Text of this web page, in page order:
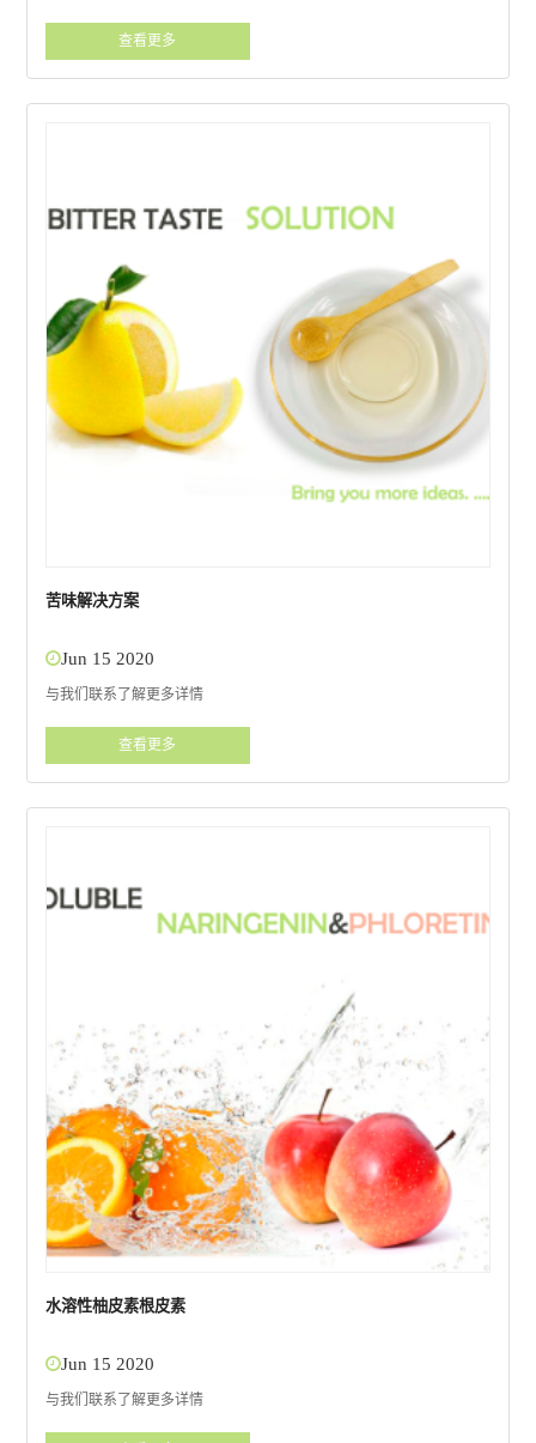
牙色（柑橘纤维+天然甜味剂不会改变或影响酸奶的颜色）气味：酸奶
查看更多
苦味解决方案
Jun 15 2020
与我们联系了解更多详情
查看更多
水溶性柚皮素根皮素
Jun 15 2020
与我们联系了解更多详情